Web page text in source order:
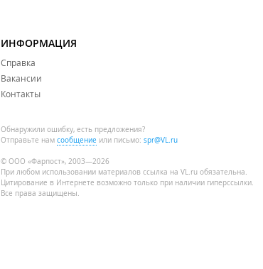
ИНФОРМАЦИЯ
Справка
Вакансии
Контакты
Обнаружили ошибку, есть предложения?
Отправьте нам сообщение или письмо: spr@VL.ru
© ООО «Фарпост», 2003—2026
При любом использовании материалов ссылка на VL.ru обязательна.
Цитирование в Интернете возможно только при наличии гиперссылки.
Все права защищены.